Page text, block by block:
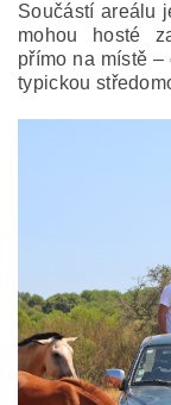
Součástí areálu
mohou hosté
přímo na místě
typickou